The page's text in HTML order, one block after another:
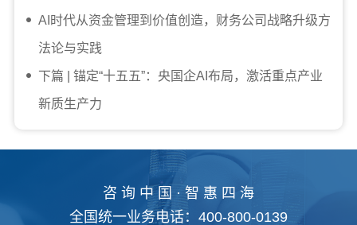
AI时代从资金管理到价值创造，财务公司战略升级方
法论与实践
下篇 | 锚定“十五五”：央国企AI布局，激活重点产业
新质生产力
咨 询 中 国 · 智 惠 四 海
全国统一业务电话：400-800-0139